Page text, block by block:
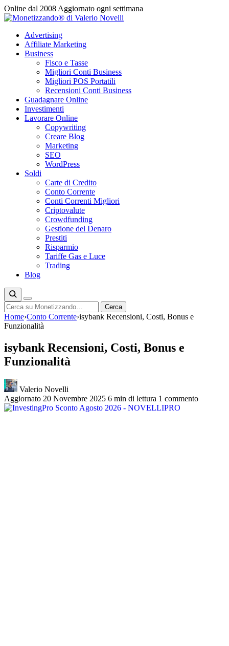
Vai
al
Online dal 2008 Aggiornato ogni settimana
Advertising
Affiliate Marketing
Business
Fisco e Tasse
Migliori Conti Business
Migliori POS Portatili
Recensioni Conti Business
Guadagnare Online
Investimenti
Lavorare Online
Copywriting
Creare Blog
Marketing
SEO
WordPress
Soldi
Carte di Credito
Conto Corrente
Conti Correnti Migliori
Criptovalute
Crowdfunding
Gestione del Denaro
Prestiti
Risparmio
Tariffe Gas e Luce
Trading
Blog
Cerca Cerca
Home›Conto Corrente›isybank Recensioni, Costi, Bonus e
Funzionalità
isybank Recensioni, Costi, Bonus e
Funzionalità
Valerio Novelli
Aggiornato 20 Novembre 2025 6 min di lettura 1 commento